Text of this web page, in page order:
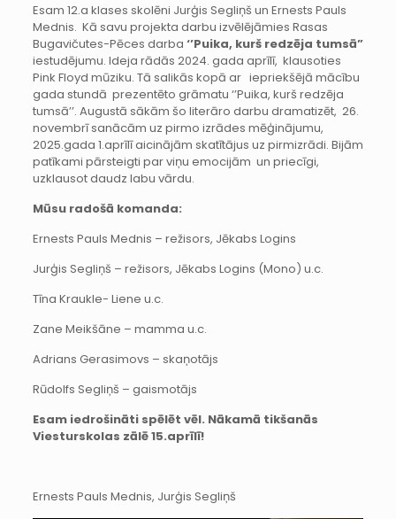
Esam 12.a klases skolēni Jurģis Segliņš un Ernests Pauls
Mednis. Kā savu projekta darbu izvēlējāmies Rasas
Bugavičutes-Pēces darba ‘’Puika, kurš redzēja tumsā”
iestudējumu. Ideja rādās 2024. gada aprīlī, klausoties
Pink Floyd mūziku. Tā salikās kopā ar iepriekšējā mācību
gada stundā prezentēto grāmatu ‘’Puika, kurš redzēja
tumsā’’. Augustā sākām šo literāro darbu dramatizēt, 26.
novembrī sanācām uz pirmo izrādes mēģinājumu,
2025.gada 1.aprīlī aicinājām skatītājus uz pirmizrādi. Bijām
patīkami pārsteigti par viņu emocijām un priecīgi,
uzklausot daudz labu vārdu.
Mūsu radošā komanda:
Ernests Pauls Mednis – režisors, Jēkabs Logins
Jurģis Segliņš – režisors, Jēkabs Logins (Mono) u.c.
Tīna Kraukle- Liene u.c.
Zane Meikšāne – mamma u.c.
Adrians Gerasimovs – skaņotājs
Rūdolfs Segliņš – gaismotājs
Esam iedrošināti spēlēt vēl. Nākamā tikšanās
Viesturskolas zālē 15.aprīlī!
Ernests Pauls Mednis, Jurģis Segliņš